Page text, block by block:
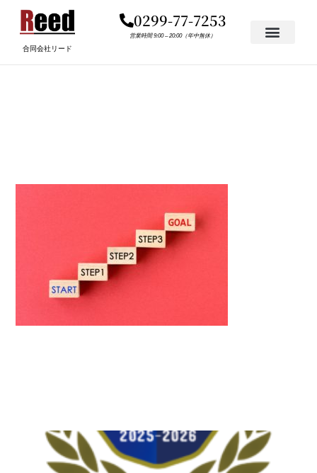
キ
合同会社リード
0299-77-7253
営業時間 9:00 – 20:00（年中無休）